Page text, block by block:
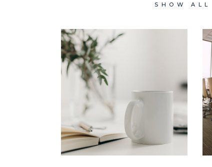
SHOW ALL